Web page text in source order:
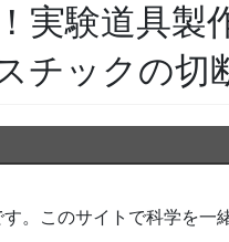
実験道具製
チックの切
。このサイトで科学を一